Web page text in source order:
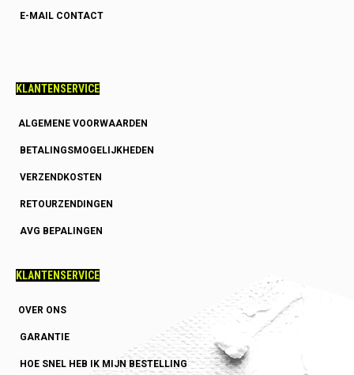
E-MAIL CONTACT
KLANTENSERVICE
ALGEMENE VOORWAARDEN
BETALINGSMOGELIJKHEDEN
VERZENDKOSTEN
RETOURZENDINGEN
AVG BEPALINGEN
KLANTENSERVICE
OVER ONS
GARANTIE
HOE SNEL HEB IK MIJN BESTELLING